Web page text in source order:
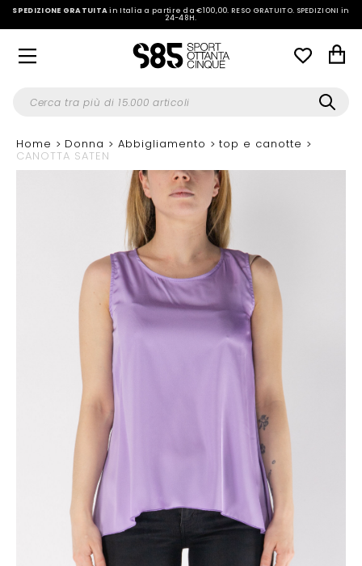
SPEDIZIONE GRATUITAin Italia a partire da €100,00.RESO GRATUITO. SPEDIZIONI in
24-48H.
Home Donna Abbigliamento top e canotte
CANOTTA SATEN